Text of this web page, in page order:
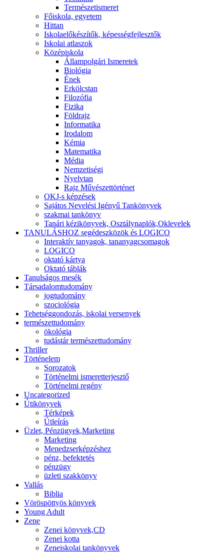
Természetismeret
Főiskola, egyetem
Hittan
Iskolaelőkészítők, képességfejlesztők
Iskolai atlaszok
Középiskola
Állampolgári Ismeretek
Biológia
Ének
Erkölcstan
Filozófia
Fizika
Földrajz
Informatika
Irodalom
Kémia
Matematika
Média
Nemzetiségi
Nyelvtan
Rajz Művészettörténet
OKJ-s képzések
Sajátos Nevelési Igényű Tankönyvek
szakmai tankönyv
Tanári kézikönyvek, Osztálynaplók,Oklevelek
TANULÁSHOZ segédeszközök és LOGICO
Interaktív tanyagok, tananyagcsomagok
LOGICO
oktató kártya
Oktató táblák
Tanulságos mesék
Társadalomtudomány
jogtudomány
szociológia
Tehetséggondozás, iskolai versenyek
természettudomány
ökológia
tudástár természettudomány
Thriller
Történelem
Sorozatok
Történelmi ismeretterjesztő
Történelmi regény
Uncategorized
Útikönyvek
Térképek
Útleírás
Üzlet, Pénzügyek,Marketing
Marketing
Menedzserképzéshez
pénz, befektetés
pénzügy
üzleti szakkönyv
Vallás
Biblia
Vöröspöttyös könyvek
Young Adult
Zene
Zenei könyvek,CD
Zenei kotta
Zeneiskolai tankönyvek